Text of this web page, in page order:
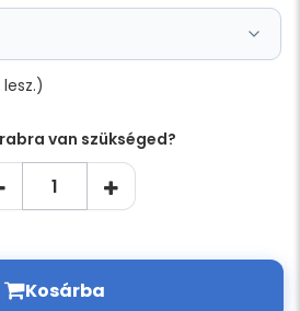
lesz.)
van szükséged?
Kosárba